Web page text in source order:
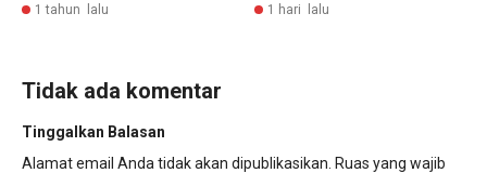
1 tahun lalu 1 hari lalu
Tidak ada komentar
Tinggalkan Balasan
Alamat email Anda tidak akan dipublikasikan. Ruas yang wajib